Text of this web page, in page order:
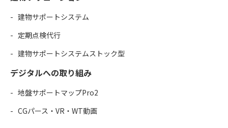
建物サポートシステム
定期点検代行
建物サポートシステムストック型
デジタルへの取り組み
地盤サポートマップPro2
CGパース・VR・WT動画